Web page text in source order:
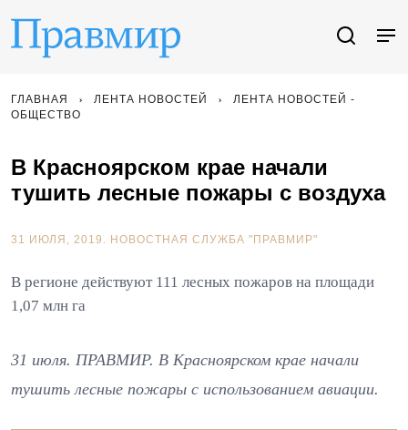
ГЛАВНАЯ ЛЕНТА НОВОСТЕЙ
ЛЕНТА НОВОСТЕЙ -
ОБЩЕСТВО
В Красноярском крае начали
тушить лесные пожары с воздуха
31 ИЮЛЯ, 2019. НОВОСТНАЯ СЛУЖБА "ПРАВМИР"
В регионе действуют 111 лесных пожаров на площади
1,07 млн га
31 июля. ПРАВМИР. В Красноярском крае начали
тушить лесные пожары с использованием авиации.